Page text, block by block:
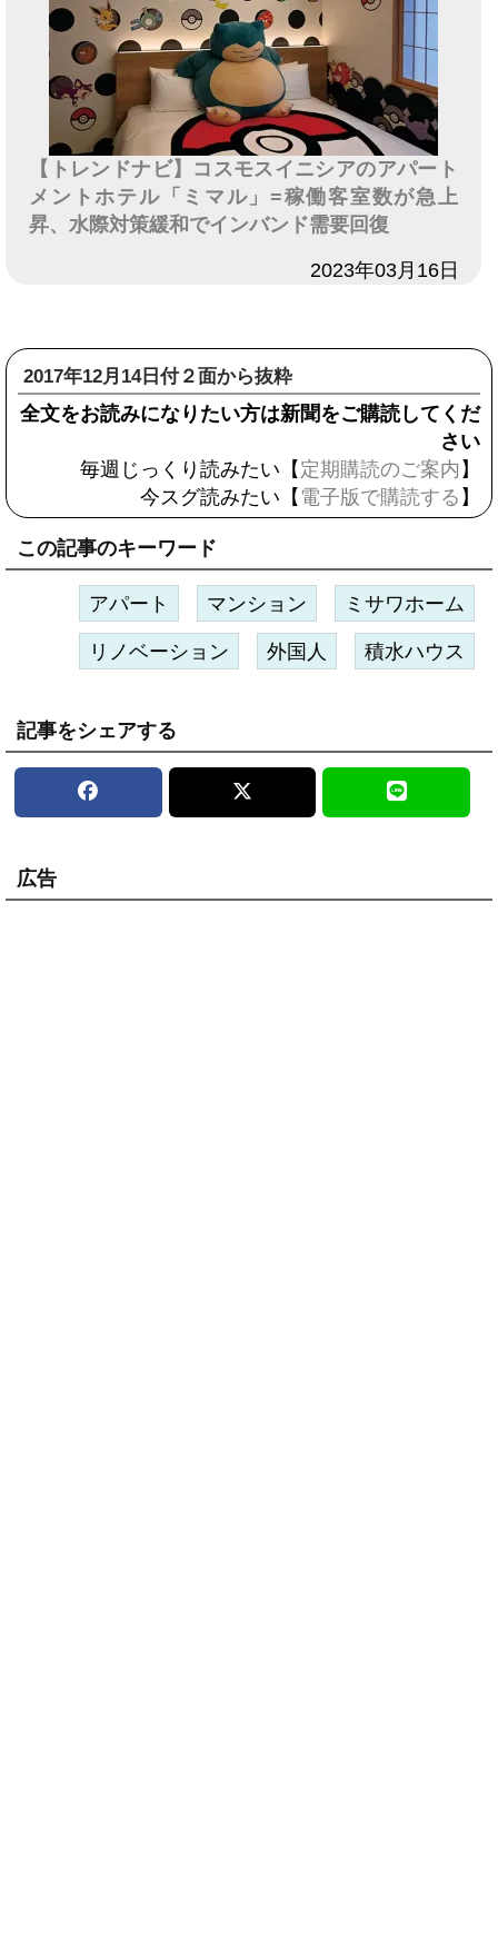
【トレンドナビ】コスモスイニシアのアパート
メントホテル「ミマル」=稼働客室数が急上
昇、水際対策緩和でインバンド需要回復
2023年03月16日
2017年12月14日付２面から抜粋
全文をお読みになりたい方は新聞をご購読してくだ
さい
毎週じっくり読みたい【 定期購読のご案内 】
今スグ読みたい【 電子版で購読する 】
この記事のキーワード
アパート マンション ミサワホーム
リノベーション 外国人 積水ハウス
記事をシェアする
広告